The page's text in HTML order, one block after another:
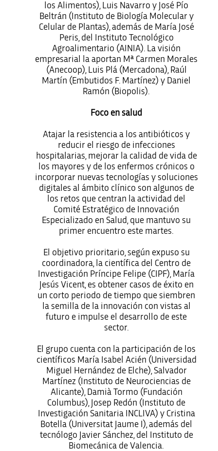
los Alimentos), Luis Navarro y José Pío
Beltrán (Instituto de Biología Molecular y
Celular de Plantas), además de María José
Peris, del Instituto Tecnológico
Agroalimentario (AINIA). La visión
empresarial la aportan Mª Carmen Morales
(Anecoop), Luis Plá (Mercadona), Raúl
Martín (Embutidos F. Martínez) y Daniel
Ramón (Biopolis).
Foco en salud
Atajar la resistencia a los antibióticos y
reducir el riesgo de infecciones
hospitalarias, mejorar la calidad de vida de
los mayores y de los enfermos crónicos o
incorporar nuevas tecnologías y soluciones
digitales al ámbito clínico son algunos de
los retos que centran la actividad del
Comité Estratégico de Innovación
Especializado en Salud, que mantuvo su
primer encuentro este martes.
El objetivo prioritario, según expuso su
coordinadora, la científica del Centro de
Investigación Príncipe Felipe (CIPF), María
Jesús Vicent, es obtener casos de éxito en
un corto periodo de tiempo que siembren
la semilla de la innovación con vistas al
futuro e impulse el desarrollo de este
sector.
El grupo cuenta con la participación de los
científicos María Isabel Acién (Universidad
Miguel Hernández de Elche), Salvador
Martínez (Instituto de Neurociencias de
Alicante), Damià Tormo (Fundación
Columbus), Josep Redón (Instituto de
Investigación Sanitaria INCLIVA) y Cristina
Botella (Universitat Jaume I), además del
tecnólogo Javier Sánchez, del Instituto de
Biomecánica de Valencia.